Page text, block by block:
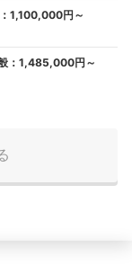
1,100,000円～
：1,485,000円～